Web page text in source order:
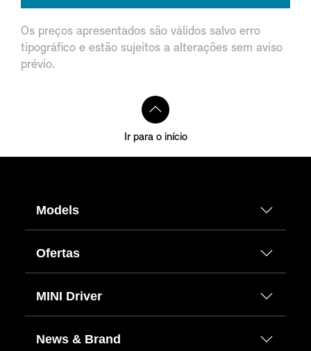
Os preços apresentados são válidos salvo erro
tipográfico e estão sujeitos a alterações sem aviso
prévio.
Ir para o início
Models
Ofertas
MINI Driver
News & Brand